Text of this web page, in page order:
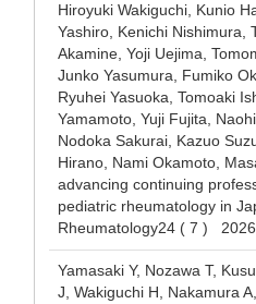
Hiroyuki Wakiguchi, Kunio
Yashiro, Kenichi Nishimura,
Akamine, Yoji Uejima,
Junko Yasumura, Fumiko
Ryuhei Yasuoka, Tomoaki
Yamamoto, Yuji Fujita,
Nodoka Sakurai, Kazuo
Hirano, Nami Okamoto,
advancing continuing
pediatric rheumatology in
Rheumatology24 ( 7 ) 2026
Yamasaki Y, Nozawa T,
J, Wakiguchi H, Nakamura